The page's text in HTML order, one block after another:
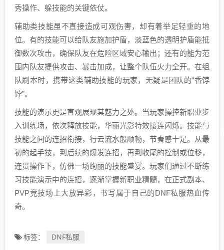
秀操作、躲技能的关键依仗。
辅助类技能虽不直接造成可观伤害，却有着举足轻重的地
位。有的技能可以给队友施加护盾，淡蓝色的透明护盾能抵
御数次攻击，确保队友在危险区域安心输出；还有的能为范
围内队友提供攻击、暴击加成，让整个队伍火力全开。在组
队刷本时，携带这类辅助技能的玩家，无疑是团队的“香饽
饽”。
技能的演示更是直观展现其魅力之处。当玩家操控新职业步
入训练场，依次释放技能，华丽光影特效接连闪烁。技能与
技能之间的连招衔接，行云流水般顺畅，节奏感十足。从最
初的起手技，到后续的爆发连招，再到收尾的控制或位移，
连贯操作下，仿佛一场绚丽的技能盛宴。玩家们通过不断练
习技能演示中的连招，逐渐掌握新职业精髓，在正式副本、
PVP竞技场上大放异彩，书写属于自己的DNF私服热血传
奇。
标签： DNF私服